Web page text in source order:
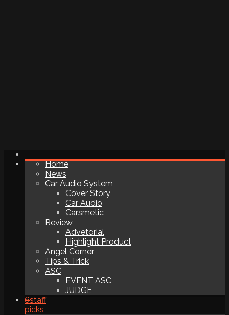
Home
News
Car Audio System
Cover Story
Car Audio
Carsmetic
Review
Advetorial
Highlight Product
Angel Corner
Tips & Trick
ASC
EVENT ASC
JUDGE
6staff
picks